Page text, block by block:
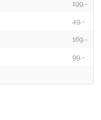
199.-
49.-
169.-
99.-